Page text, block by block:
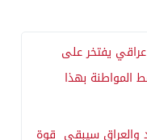
يفتخر على
المواطنة بهذا
والعراق سيبقى قوة